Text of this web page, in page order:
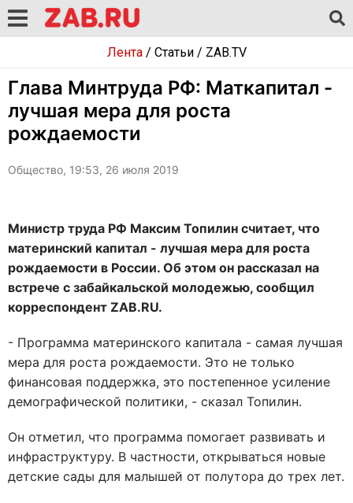
Лента/ Статьи/ ZAB.TV
Глава Минтруда РФ: Маткапитал -
лучшая мера для роста
рождаемости
Общество, 19:53, 26 июля 2019
Министр труда РФ Максим Топилин считает, что
материнский капитал - лучшая мера для роста
рождаемости в России. Об этом он рассказал на
встрече с забайкальской молодежью, сообщил
корреспондент ZAB.RU.
- Программа материнского капитала - самая лучшая
мера для роста рождаемости. Это не только
финансовая поддержка, это постепенное усиление
демографической политики, - сказал Топилин.
Он отметил, что программа помогает развивать и
инфраструктуру. В частности, открываться новые
детские сады для малышей от полутора до трех лет.